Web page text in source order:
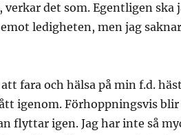
det som. Egentligen ska
ledigheten, men jag
fara och hälsa på min f.d.
igenom. Förhoppningsvis blir
flyttar igen. Jag har inte så